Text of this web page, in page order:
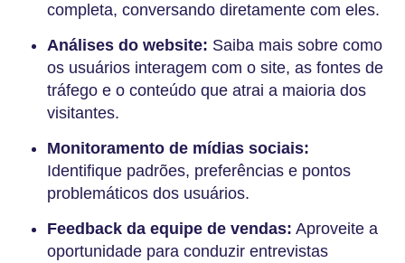
completa, conversando diretamente com eles.
Análises do website: Saiba mais sobre como
os usuários interagem com o site, as fontes de
tráfego e o conteúdo que atrai a maioria dos
visitantes.
Monitoramento de mídias sociais:
Identifique padrões, preferências e pontos
problemáticos dos usuários.
Feedback da equipe de vendas: Aproveite a
oportunidade para conduzir entrevistas